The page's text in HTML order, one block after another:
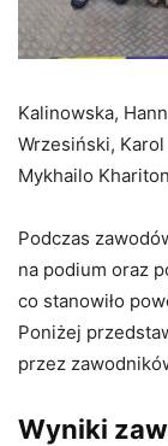
Kalinowska,
Wrzesiński,
Mykhailo
Podczas
na podium oraz
co stanowiło
Poniżej
przez
Wyniki